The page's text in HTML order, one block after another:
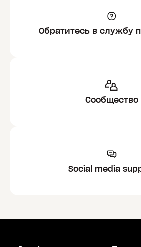
Обратитесь в службу
Сообщество
Social media